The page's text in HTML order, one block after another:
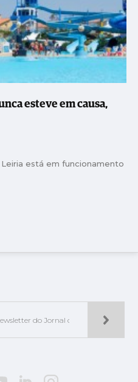
esteve em causa,
está em funcionamento